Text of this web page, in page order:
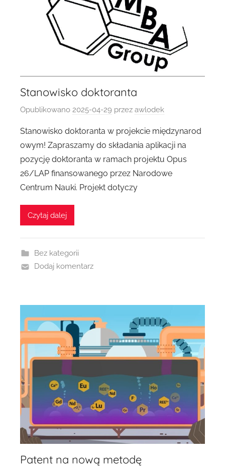
Stanowisko doktoranta
Opublikowano 2025-04-29 przez awlodek
Stanowisko doktoranta w projekcie międzynarod
owym! Zapraszamy do składania aplikacji na
pozycję doktoranta w ramach projektu Opus
26/LAP finansowanego przez Narodowe
Centrum Nauki. Projekt dotyczy
Czytaj dalej
Bez kategorii
Dodaj komentarz
Patent na nową metodę